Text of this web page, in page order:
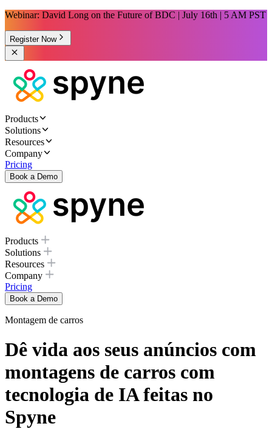
Webinar: David Long on the Future of BDC | July 16th | 5 AM PST
Register Now
Products
Solutions
Resources
Company
Pricing
Book a Demo
Products
Solutions
Resources
Company
Pricing
Book a Demo
Montagem de carros
Dê vida aos seus anúncios com
montagens de carros com
tecnologia de IA feitas no
Spyne